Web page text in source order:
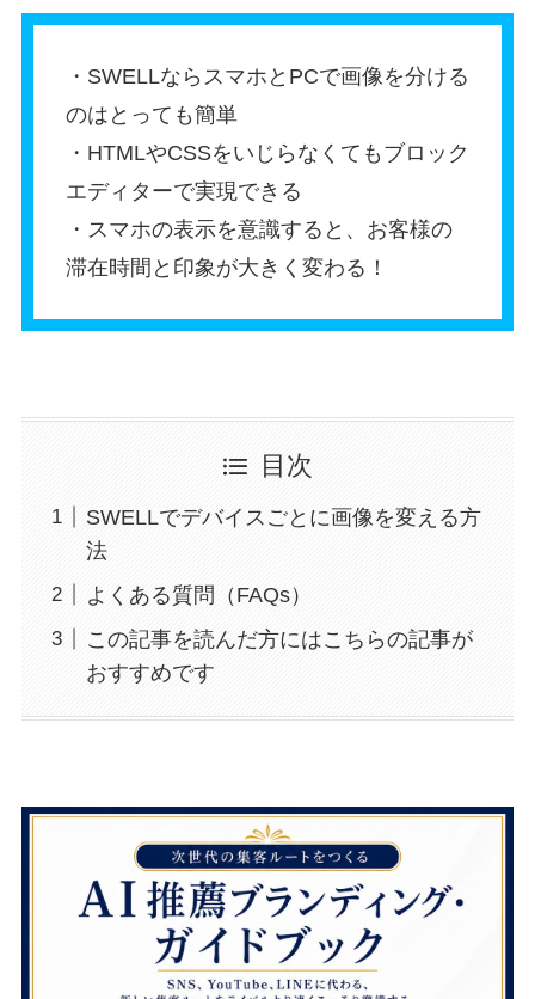
・SWELLならスマホとPCで画像を分ける
のはとっても簡単
・HTMLやCSSをいじらなくてもブロック
エディターで実現できる
・スマホの表示を意識すると、お客様の
滞在時間と印象が大きく変わる！
目次
SWELLでデバイスごとに画像を変える方
法
よくある質問（FAQs）
この記事を読んだ方にはこちらの記事が
おすすめです